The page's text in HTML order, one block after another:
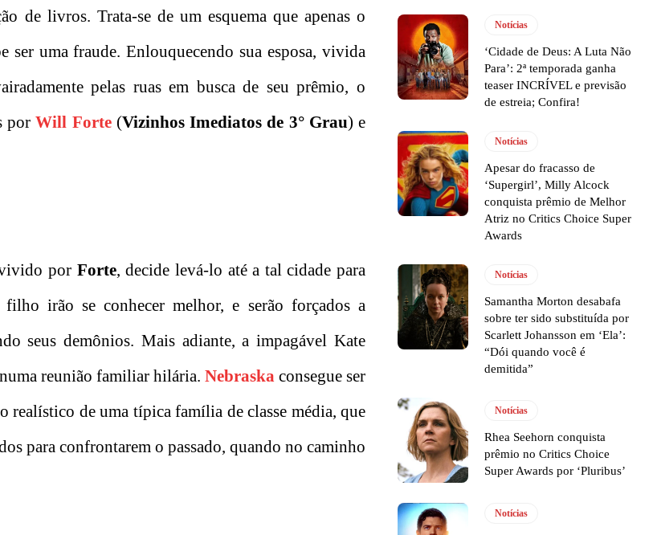
de livros. Trata-se de um esquema que apenas o
ser uma fraude. Enlouquecendo sua esposa, vivida
pelas ruas em busca de seu prêmio, o
porWill Forte(Vizinhos Imediatos de 3° Grau) e
por Forte, decide levá-lo até a tal cidade para
irão se conhecer melhor, e serão forçados a
seus demônios. Mais adiante, a impagável Kate
reunião familiar hilária. Nebraskaconsegue ser
realístico de uma típica família de classe média, que
para confrontarem o passado, quando no caminho
Notícias
‘Cidade de Deus: A Luta Não
Para’: 2ª temporada ganha
teaser INCRÍVEL e previsão
de estreia; Confira!
Notícias
Apesar do fracasso de
‘Supergirl’, Milly Alcock
conquista prêmio de Melhor
Atriz no Critics Choice Super
Awards
Notícias
Samantha Morton desabafa
sobre ter sido substituída por
Scarlett Johansson em ‘Ela’:
“Dói quando você é
demitida”
Notícias
Rhea Seehorn conquista
prêmio no Critics Choice
Super Awards por ‘Pluribus’
Notícias